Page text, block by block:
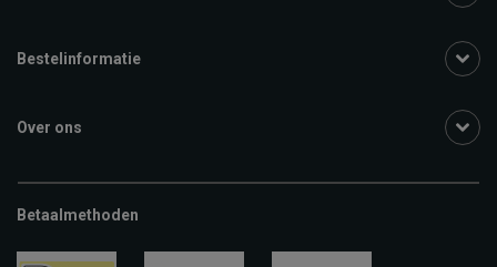
Bestelinformatie
Over ons
Betaalmethoden